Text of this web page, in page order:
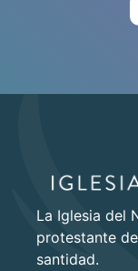
La Iglesia del
protestante
santidad.